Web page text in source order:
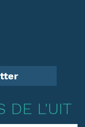
DE L'UIT